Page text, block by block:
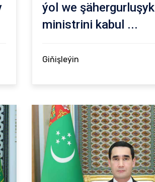
ýol we şähergurluşyk
ministrini kabul ...
Giňişleýin